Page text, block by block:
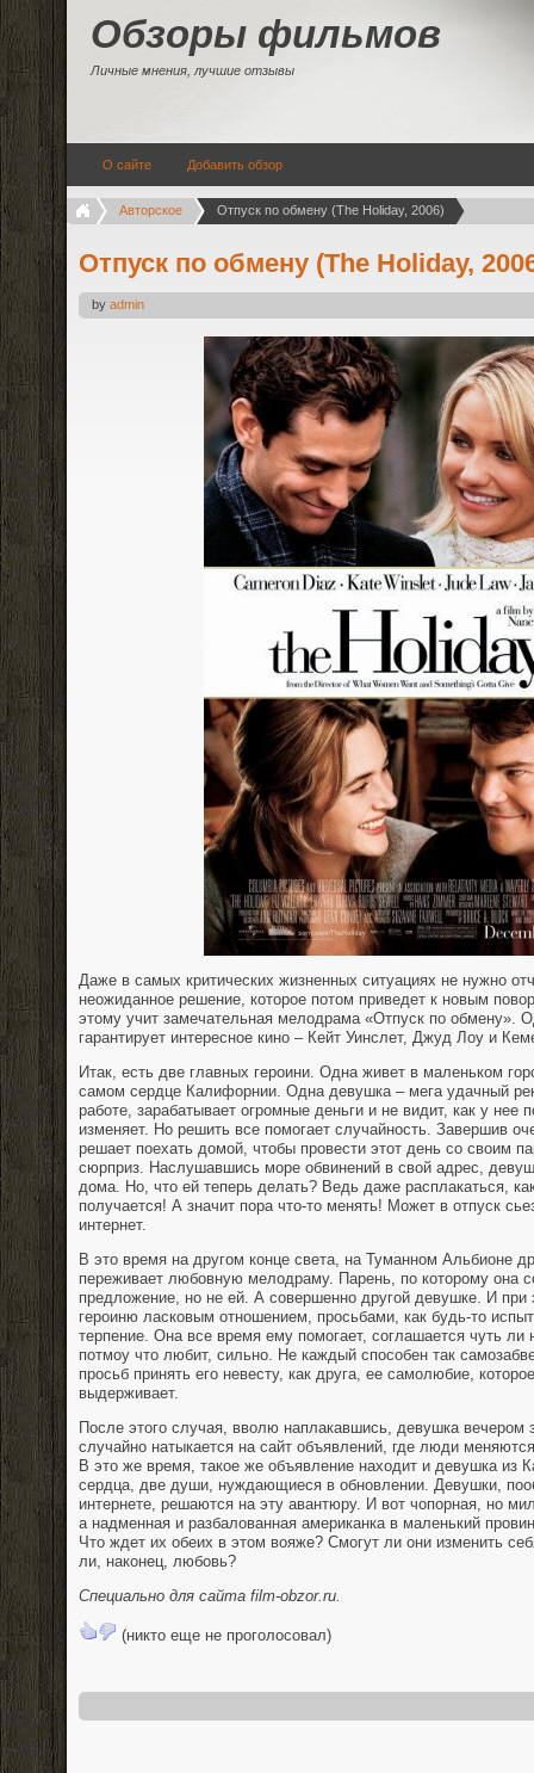
Обзоры фильмов
Личные мнения, лучшие отзывы
О сайте Добавить обзор
Авторское Отпуск по обмену (The Holiday, 2006)
Отпуск по обмену (The Holiday,
by admin
Даже в самых критических жизненных ситуациях не нужно
неожиданное решение, которое потом приведет к новым
этому учит замечательная мелодрама «Отпуск по обмену».
гарантирует интересное кино – Кейт Уинслет, Джуд Лоу и
Итак, есть две главных героини. Одна живет в маленьком
самом сердце Калифорнии. Одна девушка – мега удачный
работе, зарабатывает огромные деньги и не видит, как у нее
изменяет. Но решить все помогает случайность. Завершив
решает поехать домой, чтобы провести этот день со своим
сюрприз. Наслушавшись море обвинений в свой адрес,
дома. Но, что ей теперь делать? Ведь даже расплакаться,
получается! А значит пора что-то менять! Может в отпуск
интернет.
В это время на другом конце света, на Туманном Альбионе
переживает любовную мелодраму. Парень, по которому она
предложение, но не ей. А совершенно другой девушке. И при
героиню ласковым отношением, просьбами, как будь-то
терпение. Она все время ему помогает, соглашается чуть ли
потмоу что любит, сильно. Не каждый способен так
просьб принять его невесту, как друга, ее самолюбие,
выдерживает.
После этого случая, вволю наплакавшись, девушка вечером
случайно натыкается на сайт объявлений, где люди
В это же время, такое же объявление находит и девушка из
сердца, две души, нуждающиеся в обновлении. Девушки,
интернете, решаются на эту авантюру. И вот чопорная, но
а надменная и разбалованная американка в маленький
Что ждет их обеих в этом вояже? Смогут ли они изменить
ли, наконец, любовь?
Специально для сайта film-obzor.ru.
(никто еще не проголосовал)